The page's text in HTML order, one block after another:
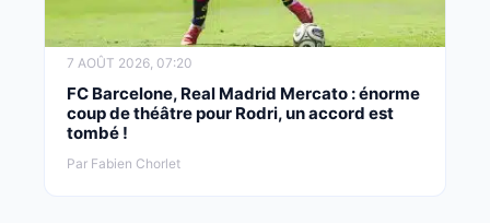
7 AOÛT 2026, 07:20
FC Barcelone, Real Madrid Mercato : énorme
coup de théâtre pour Rodri, un accord est
tombé !
Par Fabien Chorlet